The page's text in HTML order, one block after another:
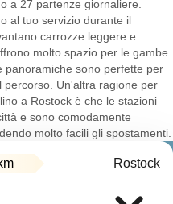
a 27 partenze giornaliere.
al tuo servizio durante il
carrozze leggere e
molto spazio per le gambe
panoramiche sono perfette per
Un'altra ragione per
a Rostock è che le stazioni
e sono comodamente
molto facili gli spostamenti.
Rostock